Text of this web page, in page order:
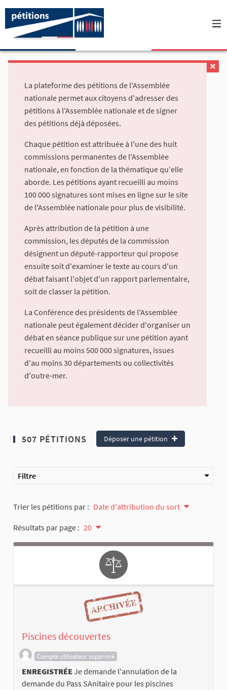
La plateforme des pétitions de l'Assemblée
nationale permet aux citoyens d'adresser des
pétitions à l'Assemblée nationale et de signer
des pétitions déjà déposées.
Chaque pétition est attribuée à l'une des huit
commissions permanentes de l'Assemblée
nationale, en fonction de la thématique qu'elle
aborde. Les pétitions ayant recueilli au moins
100 000 signatures sont mises en ligne sur le site
de l'Assemblée nationale pour plus de visibilité.
Après attribution de la pétition à une
commission, les députés de la commission
désignent un député-rapporteur qui propose
ensuite soit d'examiner le texte au cours d'un
débat faisant l'objet d'un rapport parlementaire,
soit de classer la pétition.
La Conférence des présidents de l'Assemblée
nationale peut également décider d'organiser un
débat en séance publique sur une pétition ayant
recueilli au moins 500 000 signatures, issues
d'au moins 30 départements ou collectivités
d'outre-mer.
507 PÉTITIONS Déposer une pétition
Filtre
Trier les pétitions par : Date d'attribution du sort
Résultats par page : 20
Piscines découvertes
Compte utilisateur supprimé
ENREGISTRÉE Je demande l'annulation de la
demande du Pass SAnitaire pour les piscines